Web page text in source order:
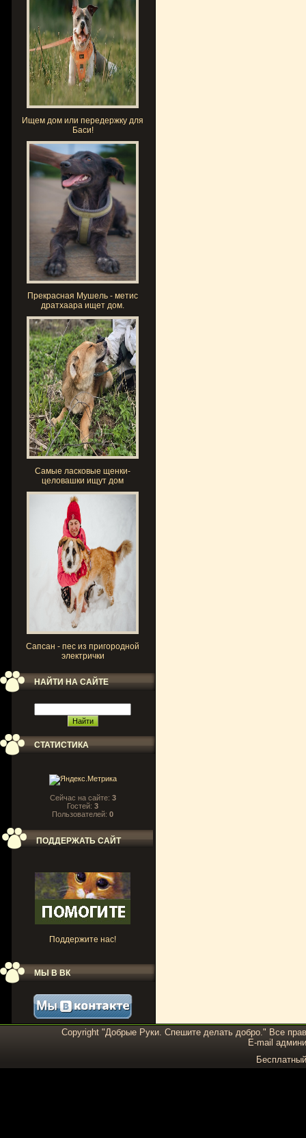
Ищем дом или передержку для
Баси!
Прекрасная Мушель - метис
дратхаара ищет дом.
Самые ласковые щенки-
целовашки ищут дом
Сапсан - пес из пригородной
электрички
НАЙТИ НА САЙТЕ
СТАТИСТИКА
Сейчас на сайте: 3
Гостей: 3
Пользователей: 0
ПОДДЕРЖАТЬ САЙТ
Поддержите нас!
МЫ В ВК
Copyright "Добрые Руки. Спешите делать добро." Все
E-mail